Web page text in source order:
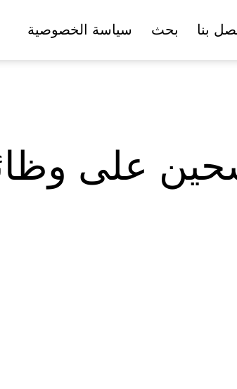
بنا بحث سياسة الخصوصية
على